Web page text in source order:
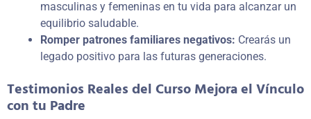
masculinas y femeninas en tu vida para alcanzar un
equilibrio saludable.
Romper patrones familiares negativos: Crearás un
legado positivo para las futuras generaciones.
Testimonios Realesdel Curso Mejora el Vínculo
con tu Padre